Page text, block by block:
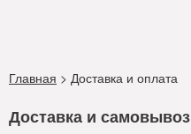
Главная > Доставка и оплата
Доставка и самовывоз